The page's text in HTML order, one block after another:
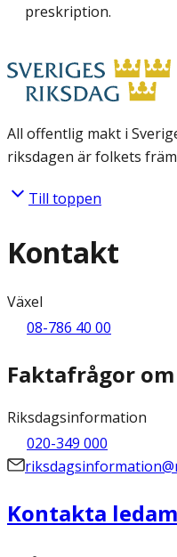
preskription.
All offentlig makt i
riksdagen är folkets
Till toppen
Kontakt
Växel
08-786 40 00
Faktafrågor
Riksdagsinformation
020-349 000
Kontakta